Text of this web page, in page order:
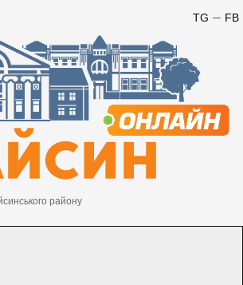
FB
TG
району